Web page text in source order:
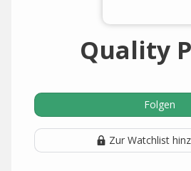
Quality
Folgen
Zur Watchlist